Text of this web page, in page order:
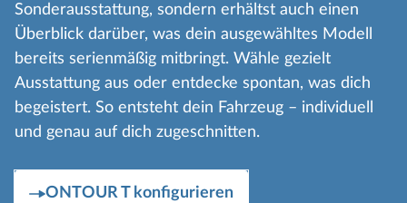
Sonderausstattung, sondern erhältst auch einen
Überblick darüber, was dein ausgewähltes Modell
bereits serienmäßig mitbringt. Wähle gezielt
Ausstattung aus oder entdecke spontan, was dich
begeistert. So entsteht dein Fahrzeug – individuell
und genau auf dich zugeschnitten.
ONTOUR T konfigurieren